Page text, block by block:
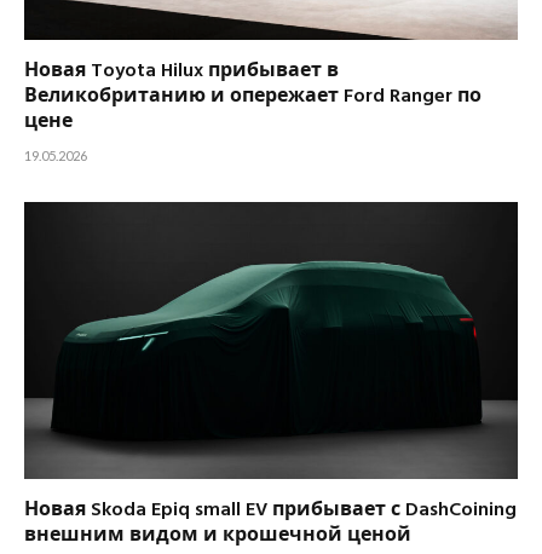
Новая Toyota Hilux прибывает в
Великобританию и опережает Ford Ranger по
цене
19.05.2026
Новая Skoda Epiq small EV прибывает с DashCoining
внешним видом и крошечной ценой